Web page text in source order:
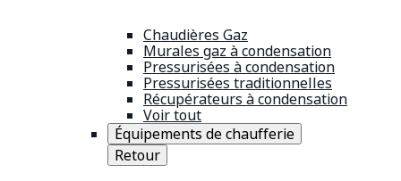
Chaudières Gaz
Murales gaz à condensation
Pressurisées à condensation
Pressurisées traditionnelles
Récupérateurs à condensation
Voir tout
Équipements de chaufferie
Retour